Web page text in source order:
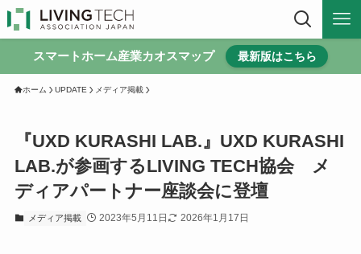
スマートホーム産業カオスマップ 最新版はこちら
ホーム UPDATE メディア掲載
『UXD KURASHI LAB.』UXD KURASHI
LAB.が参画するLIVING TECH協会 メ
ディアパートナー座談会に登壇
メディア掲載 2023年5月11日 2026年1月17日